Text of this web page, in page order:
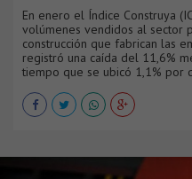
En enero el Índice Construya
volúmenes vendidos al sector
construcción que fabrican las
registró una caída del 11,6%
tiempo que se ubicó 1,1% por